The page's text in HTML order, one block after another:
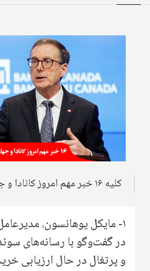
کلیه ۱۶ خبر مهم امروز کانادا و جهان
۱- مایکل یوهانسون،
در گفت‌وگو با رسانه‌های